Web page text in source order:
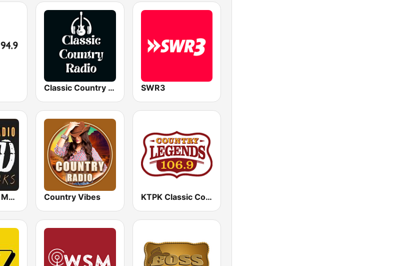
Classic Country Radio SWR3
Wild Country Music Radio Country Vibes KTPK Classic Country 106.9